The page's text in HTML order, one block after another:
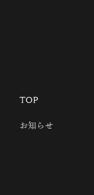
TOP
お知らせ